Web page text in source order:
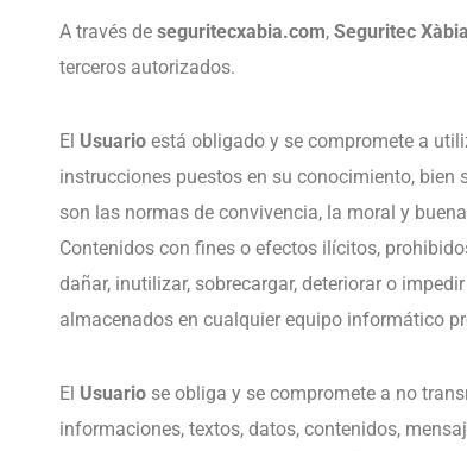
A través de seguritecxabia.com, Seguritec Xàbia
terceros autorizados.
El Usuario está obligado y se compromete a
instrucciones puestos en su conocimiento,
son las normas de convivencia, la moral y
Contenidos con fines o efectos ilícitos,
dañar, inutilizar, sobrecargar, deteriorar o
almacenados en cualquier equipo informático
El Usuario se obliga y se compromete a no
informaciones, textos, datos, contenidos,